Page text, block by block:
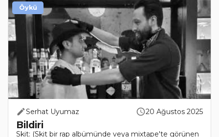
Serhat Uyumaz 20 Ağustos 2025
Bildiri
Skit: (Skit bir rap albümünde veya mixtape'te görünen
Öykü